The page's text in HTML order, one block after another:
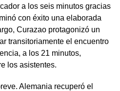
a los seis minutos gracias
con éxito una elaborada
Curazao protagonizó un
transitoriamente el encuentro
a los 21 minutos,
los asistentes.
Alemania recuperó el